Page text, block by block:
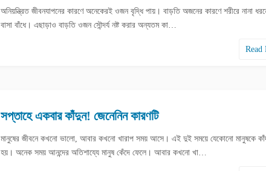
অনিয়ন্ত্রিত জীবনযাপনের কারণে অনেকেরই ওজন বৃদ্ধি পায়। বাড়তি অজনের কারণে শরীরে নানা
বাসা বাঁধে। এছাড়াও বাড়তি ওজন সৌন্দর্য নষ্ট করার অন্যতম কা…
Read
সপ্তাহে একবার কাঁদুন! জেনেনিন কারণটি
মানুষের জীবনে কখনো ভালো, আবার কখনো খারাপ সময় আসে। এই দুই সময়ে যেকোনো মানুষকে
হয়। অনেক সময় আনন্দের অতিশায্যে মানুষ কেঁদে ফেলে। আবার কখনো খা…